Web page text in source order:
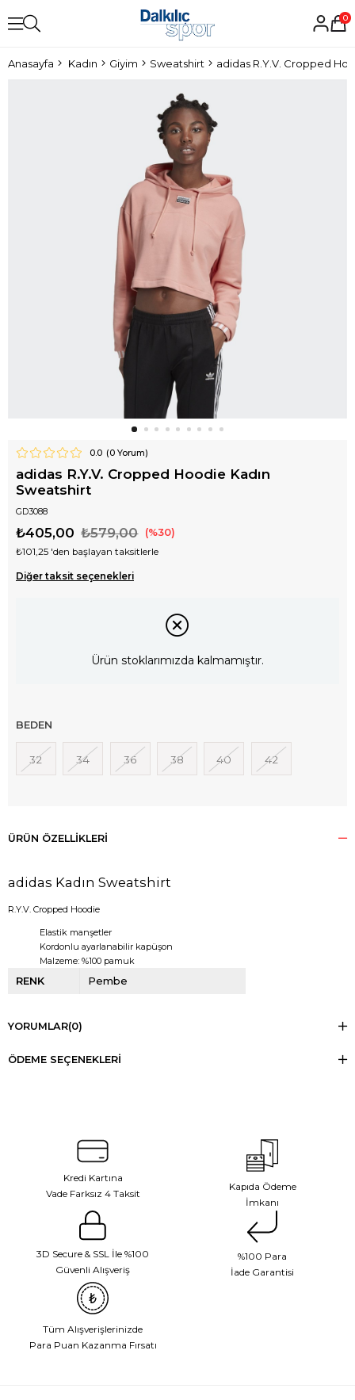
0
Anasayfa Kadın Giyim Sweatshirt adidas R.Y.V. Cropped
0.0 (0Yorum)
adidas R.Y.V. Cropped Hoodie Kadın
Sweatshirt
GD3088
₺579,00
₺405,00 30
₺101,25 'den başlayan taksitlerle
Diğer taksit seçenekleri
Ürün stoklarımızda kalmamıştır.
BEDEN
32 34 36 38 40 42
ÜRÜN ÖZELLIKLERI
adidas Kadın Sweatshirt
R.Y.V. Cropped Hoodie
Elastik manşetler
Kordonlu ayarlanabilir kapüşon
Malzeme: %100 pamuk
RENK Pembe
YORUMLAR(0)
ÖDEME SEÇENEKLERI
Kredi Kartına
Vade Farksız 4 Taksit
Kapıda Ödeme
İmkanı
3D Secure & SSL İle %100
Güvenli Alışveriş
%100 Para
İade Garantisi
Tüm Alışverişlerinizde
Para Puan Kazanma Fırsatı